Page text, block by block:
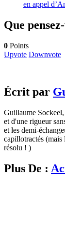
en appel
Que
0 Points
Upvote Downvote
Écrit par
Guillaume
et d'une rigueur
et les demi-
capillotractés (mais
résolu ! )
Plus De :